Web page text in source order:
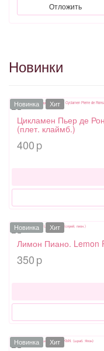
Отложить
Новинки
Новинка Хит
Цикламен Пьер де
(плет. клаймб.)
400 p
Новинка Хит
Лимон Пиано. Lemon
350 p
Новинка Хит